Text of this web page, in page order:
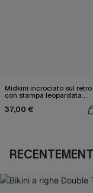
Midkini incrociato sul retro
con stampa leopardata
37,00 €